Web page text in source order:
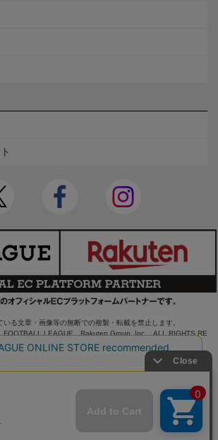
いる文章・画像等の無断での複製・転載を禁止します。
FOOTBALL LEAGUE Rakuten Group, Inc. ALL RIGHTS RE
SERVED.